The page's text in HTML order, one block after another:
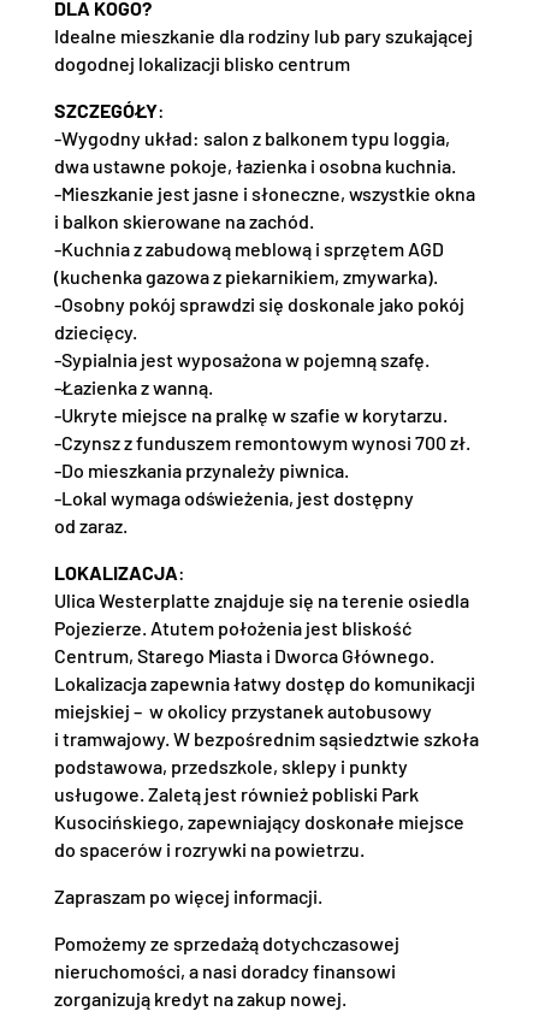
DLA KOGO?
Idealne mieszkanie dla rodziny lub pary szukającej
dogodnej lokalizacji blisko centrum
SZCZEGÓŁY:
-Wygodny układ: salon z balkonem typu loggia,
dwa ustawne pokoje, łazienka i osobna kuchnia.
-Mieszkanie jest jasne i słoneczne, wszystkie okna
i balkon skierowane na zachód.
-Kuchnia z zabudową meblową i sprzętem AGD
(kuchenka gazowa z piekarnikiem, zmywarka).
-Osobny pokój sprawdzi się doskonale jako pokój
dziecięcy.
-Sypialnia jest wyposażona w pojemną szafę.
-Łazienka z wanną.
-Ukryte miejsce na pralkę w szafie w korytarzu.
-Czynsz z funduszem remontowym wynosi 700 zł.
-Do mieszkania przynależy piwnica.
-Lokal wymaga odświeżenia, jest dostępny
od zaraz.
LOKALIZACJA:
Ulica Westerplatte znajduje się na terenie osiedla
Pojezierze. Atutem położenia jest bliskość
Centrum, Starego Miasta i Dworca Głównego.
Lokalizacja zapewnia łatwy dostęp do komunikacji
miejskiej – w okolicy przystanek autobusowy
i tramwajowy. W bezpośrednim sąsiedztwie szkoła
podstawowa, przedszkole, sklepy i punkty
usługowe. Zaletą jest również pobliski Park
Kusocińskiego, zapewniający doskonałe miejsce
do spacerów i rozrywki na powietrzu.
Zapraszam po więcej informacji.
Pomożemy ze sprzedażą dotychczasowej
nieruchomości, a nasi doradcy finansowi
zorganizują kredyt na zakup nowej.